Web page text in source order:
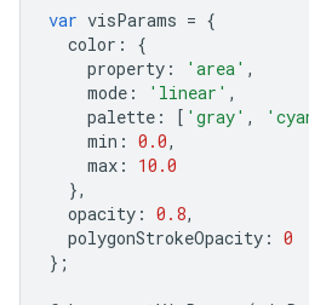
var visParams = {
color :
{
property : 'area' ,
mode : 'linear' ,
palette : [ 'gray' ,
min : 0.0,
max :
10.0
},
opacity : 0.8,
polygonStrokeOpacity : 0
};